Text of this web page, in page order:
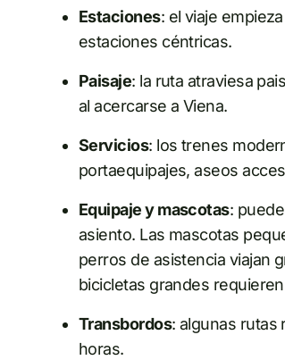
Estaciones: el viaje
estaciones céntricas.
Paisaje: la ruta atraviesa
al acercarse a Viena.
Servicios: los trenes
portaequipajes, aseos
Equipaje y mascotas:
asiento. Las mascotas
perros de asistencia viajan
bicicletas grandes
Transbordos: algunas rutas
horas.